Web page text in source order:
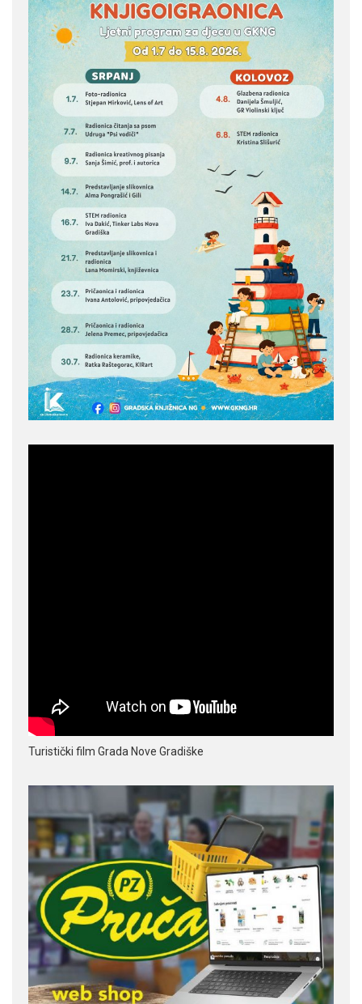
Turistički film Grada Nove Gradiške